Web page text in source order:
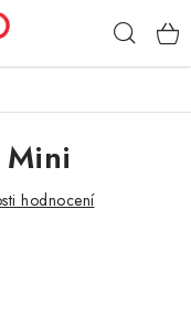
Mini
hodnocení